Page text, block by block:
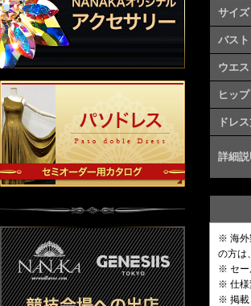
サイズ
バスト
ウエス
ヒップ
ドレ
詳細説
※ 海外
の方は
※ セー
※ 仕様
※ 掲載